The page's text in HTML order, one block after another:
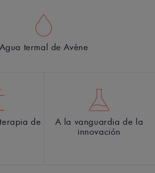
Agua termal de Avène
de
A la vanguardia de la
innovación